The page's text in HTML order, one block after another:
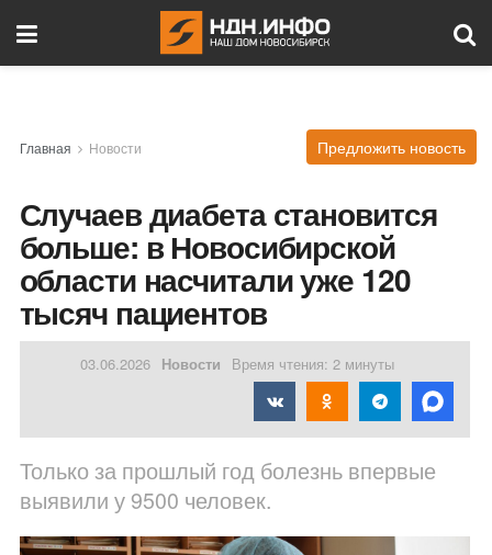
Главная Новости Предложить новость
Случаев диабета становится
больше: в Новосибирской
области насчитали уже 120
тысяч пациентов
03.06.2026 Новости Время чтения: 2 минуты
Только за прошлый год болезнь впервые
выявили у 9500 человек.